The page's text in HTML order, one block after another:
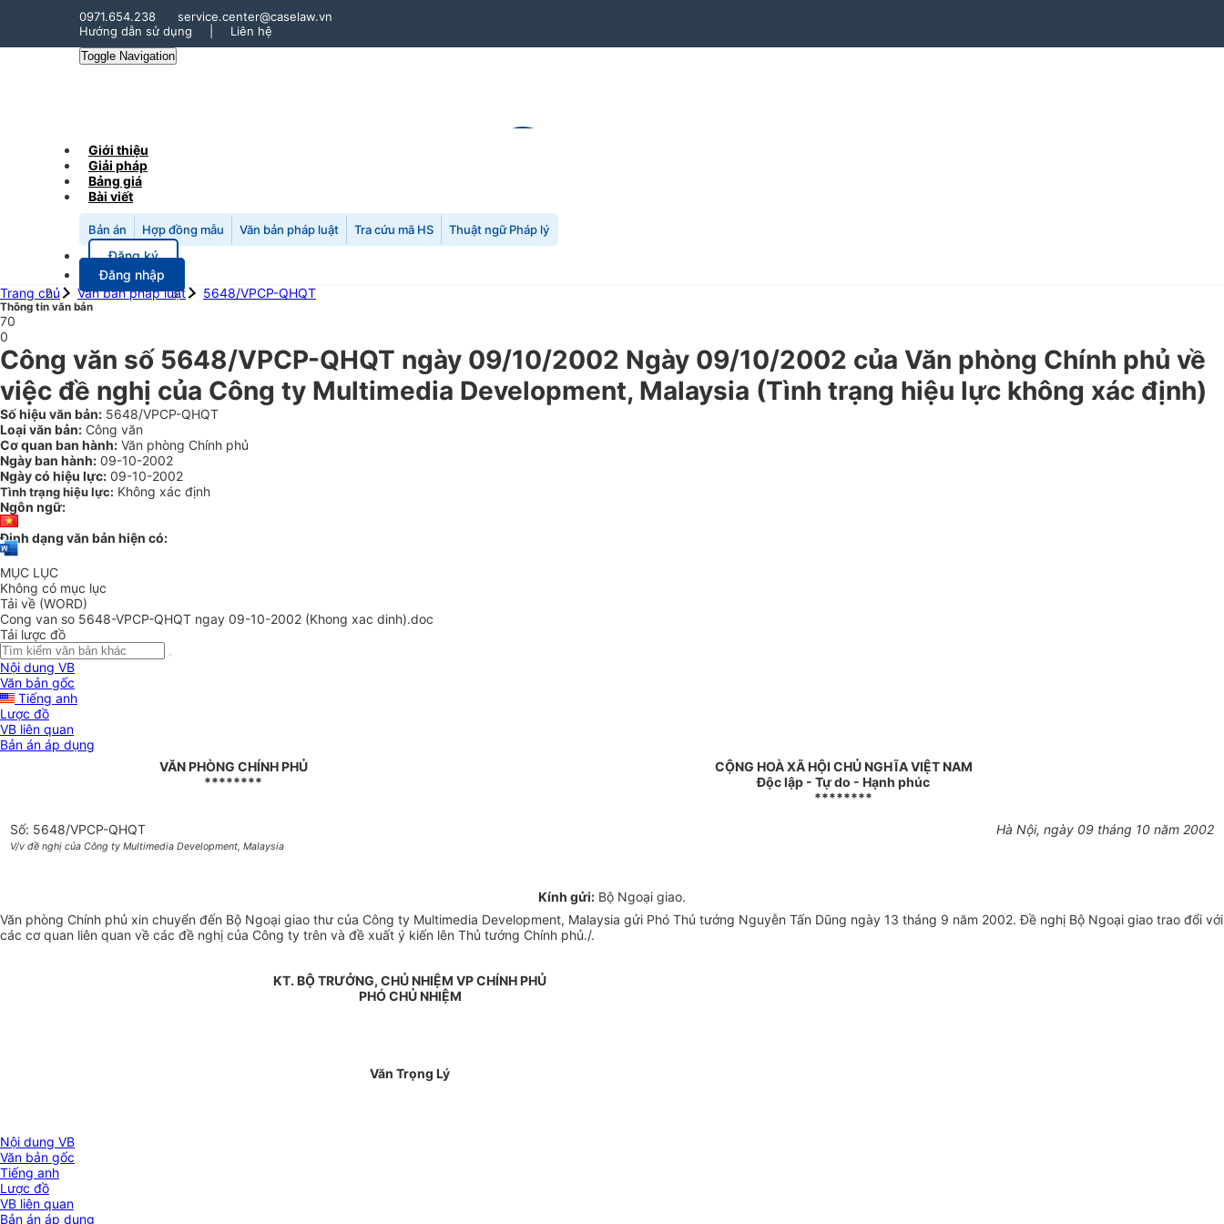
0971.654.238
service.center@caselaw.vn
Hướng dẫn sử dụng
Liên hệ
Toggle Navigation
Giới thiệu
Giải pháp
Bảng giá
Bài viết
Bản án Hợp đồng mẫu Văn bản pháp luật Tra cứu mã HS Thuật ngữ Pháp lý
Đăng ký
Đăng nhập
Trang chủ
Văn bản pháp luật 5648/VPCP-QHQT
Thông tin văn bản
70
0
Công văn số 5648/VPCP-QHQT ngày 09/10/2002 Ngày 09/10/2002 của Văn phòng Chính phủ về
việc đề nghị của Công ty Multimedia Development, Malaysia (Tình trạng hiệu lực không xác định)
Số hiệu văn bản: 5648/VPCP-QHQT
Loại văn bản: Công văn
Cơ quan ban hành: Văn phòng Chính phủ
Ngày ban hành: 09-10-2002
Ngày có hiệu lực: 09-10-2002
Tình trạng hiệu lực: Không xác định
Ngôn ngữ:
Định dạng văn bản hiện có:
MỤC LỤC
Không có mục lục
Tải về (WORD)
Cong van so 5648-VPCP-QHQT ngay 09-10-2002 (Khong xac dinh).doc
Tải lược đồ
Nội dung VB
Văn bản gốc
Tiếng anh
Lược đồ
VB liên quan
Bản án áp dụng
VĂN PHÒNG CHÍNH PHỦ
********
CỘNG HOÀ XÃ HỘI CHỦ NGHĨA VIỆT NAM
Độc lập - Tự do - Hạnh phúc
********
Số: 5648/VPCP-QHQT
V/v đề nghị của Công ty Multimedia Development, Malaysia
Hà Nội, ngày 09 tháng 10 năm 2002
Kính gửi: Bộ Ngoại giao.
Văn phòng Chính phủ xin chuyển đến Bộ Ngoại giao thư của Công ty Multimedia Development, Malaysia gửi Phó Thủ tướng Nguyễn Tấn Dũng ngày 13 tháng 9 năm 2002. Đề nghị Bộ Ngoại giao trao đổi với
các cơ quan liên quan về các đề nghị của Công ty trên và đề xuất ý kiến lên Thủ tướng Chính phủ./.
KT. BỘ TRƯỞNG, CHỦ NHIỆM VP CHÍNH PHỦ
PHÓ CHỦ NHIỆM
Văn Trọng Lý
Nội dung VB
Văn bản gốc
Tiếng anh
Lược đồ
VB liên quan
Bản án áp dụng